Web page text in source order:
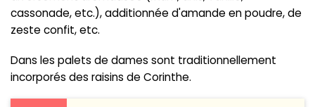
cassonade, etc.), additionnée d'amande en poudre, de
zeste confit, etc.
Dans les palets de dames sont traditionnellement
incorporés des raisins de Corinthe.